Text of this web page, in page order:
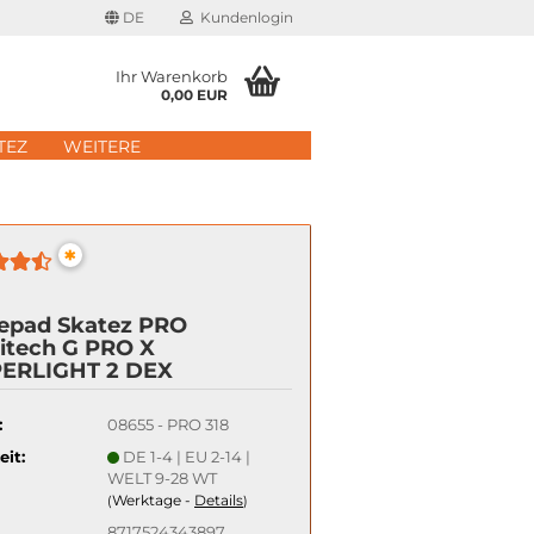
DE Kundenlogin
vergessen?
Schnelle Anmeldung mit
Ihr Warenkorb
0,00 EUR
WEITERE
*
Skatez PRO
G PRO X
2 DEX
08655 - PRO 318
DE 1-4 | EU 2-14 |
WELT 9-28 WT
(Werktage - Details)